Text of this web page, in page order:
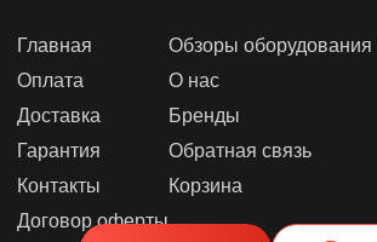
Главная
Оплата
Доставка
Гарантия
Контакты
Договор оферты
Обзоры оборудования
О нас
Бренды
Обратная связь
Корзина